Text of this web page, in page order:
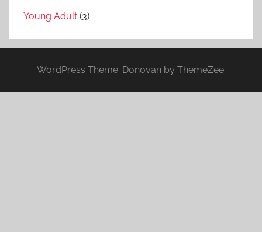
Young Adult (3)
WordPress Theme: Donovan by ThemeZee.